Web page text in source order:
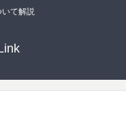
いて解説